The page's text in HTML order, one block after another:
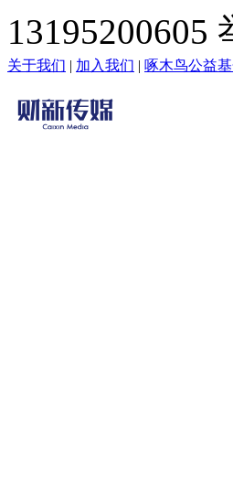
13195200605
关于我们 | 加入我们 | 啄木鸟公益